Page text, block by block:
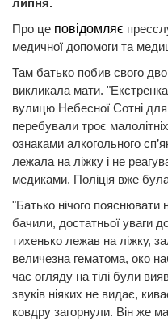
Про це повідомляє
медичної допомоги та
Там батько побив свого
викликала мати.
вулицю Небесної Сотні
перебували троє
ознаками алкогольного
лежала на ліжку і не
медиками. Поліція вже була
"Батько нічого пояснювати
бачили, достатньої уваги
тихенько лежав на ліжку,
величезна гематома, око
час огляду на тілі були
звуків ніяких не видає,
ковдру загорнули. Він же